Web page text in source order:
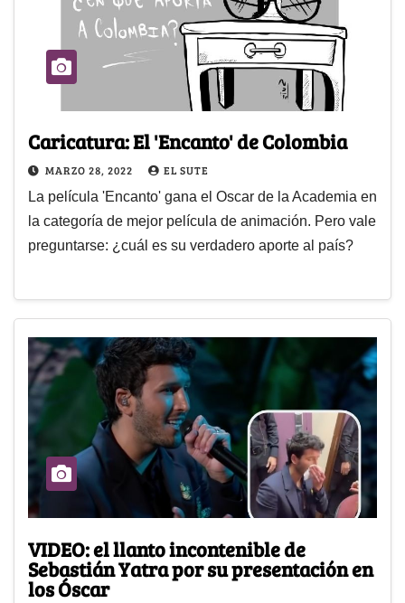
Caricatura: El 'Encanto' de Colombia
MARZO 28, 2022 EL SUTE
La película 'Encanto' gana el Oscar de la Academia en
la categoría de mejor película de animación. Pero vale
preguntarse: ¿cuál es su verdadero aporte al país?
VIDEO: el llanto incontenible de
Sebastián Yatra por su presentación en
los Óscar